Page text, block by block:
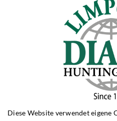
Muffeljagd in Ungarn
Ungarn
Mufflonjagd der Extraklasse!
Diese Website verwendet eigene